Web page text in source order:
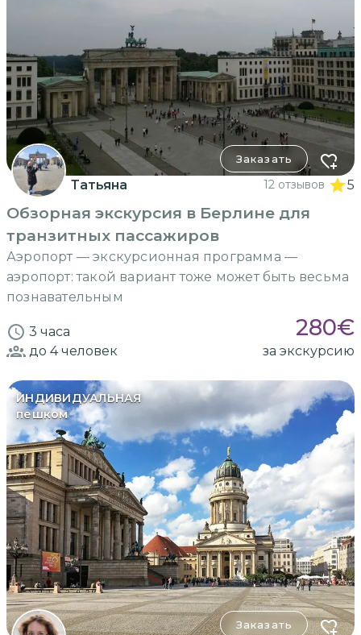
Заказать
Татьяна 12 отзывов 5
Обзорная экскурсия в Берлине для
транзитных пассажиров
Аэропорт — экскурсионная программа —
аэропорт: такой вариант тоже может быть весьма
познавательным
3 часа 280€
до 4человек за экскурсию
ИНДИВИДУАЛЬНАЯ
пешком
Заказать